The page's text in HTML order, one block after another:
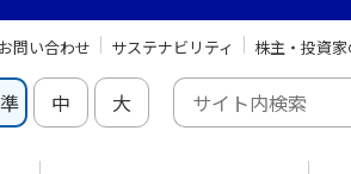
お問い合わせ サステナビリティ 株主・投資
中 大